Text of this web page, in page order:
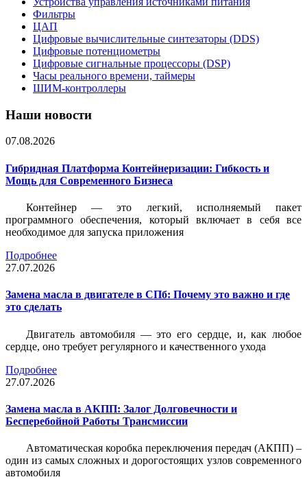
Фильтры
ЦАП
Цифровые вычислительные синтезаторы (DDS)
Цифровые потенциометры
Цифровые сигнальные процессоры (DSP)
Часы реального времени, таймеры
ШИМ-контроллеры
Наши новости
07.08.2026
Гибридная Платформа Контейнеризации: Гибкость и
Мощь для Современного Бизнеса
Контейнер — это легкий, исполняемый пакет
программного обеспечения, который включает в себя все
необходимое для запуска приложения
Подробнее
27.07.2026
Замена масла в двигателе в СПб: Почему это важно и где
это сделать
Двигатель автомобиля — это его сердце, и, как любое
сердце, оно требует регулярного и качественного ухода
Подробнее
27.07.2026
Замена масла в АКПП: Залог Долговечности и
Бесперебойной Работы Трансмиссии
Автоматическая коробка переключения передач (АКПП) –
один из самых сложных и дорогостоящих узлов современного
автомобиля